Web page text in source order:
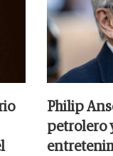
Philip
petrolero